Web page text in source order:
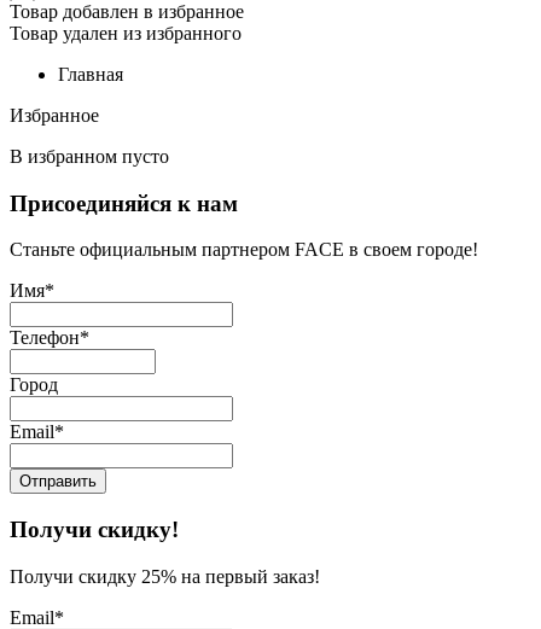
Товар добавлен в избранное
Товар удален из избранного
Главная
Избранное
В избранном пусто
Присоединяйся к нам
Станьте официальным партнером FACE в своем городе!
Имя*
Телефон*
Город
Email*
Получи скидку!
Получи скидку 25% на первый заказ!
Email*